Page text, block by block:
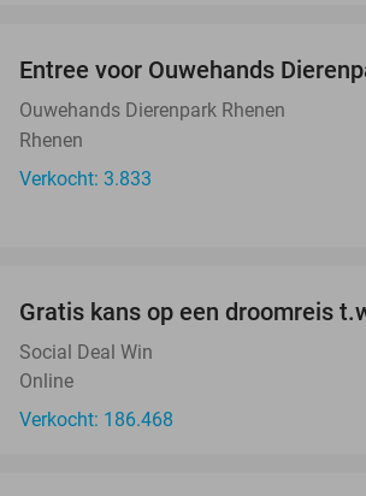
Entree voor Ouwehands
Ouwehands Dierenpark Rhenen
Rhenen
Verkocht: 3.833
Gratis kans op een droomreis
Social Deal Win
Online
Verkocht: 186.468